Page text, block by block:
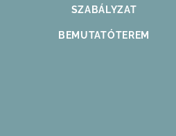
SZABÁLYZAT
BEMUTATÓTEREM